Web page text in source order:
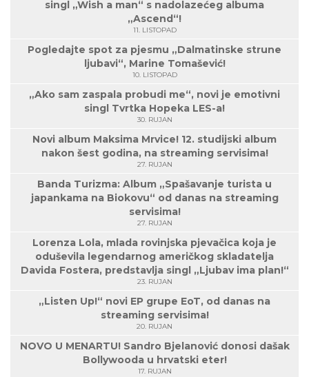
singl „Wish a man“ s nadolazećeg albuma
„Ascend“!
11. LISTOPAD
Pogledajte spot za pjesmu „Dalmatinske strune
ljubavi“, Marine Tomašević!
10. LISTOPAD
„Ako sam zaspala probudi me“, novi je emotivni
singl Tvrtka Hopeka LES-a!
30. RUJAN
Novi album Maksima Mrvice! 12. studijski album
nakon šest godina, na streaming servisima!
27. RUJAN
Banda Turizma: Album „Spašavanje turista u
japankama na Biokovu“ od danas na streaming
servisima!
27. RUJAN
Lorenza Lola, mlada rovinjska pjevačica koja je
oduševila legendarnog američkog skladatelja
Davida Fostera, predstavlja singl „Ljubav ima plan!“
23. RUJAN
„Listen Up!“ novi EP grupe EoT, od danas na
streaming servisima!
20. RUJAN
NOVO U MENARTU! Sandro Bjelanović donosi dašak
Bollywooda u hrvatski eter!
17. RUJAN